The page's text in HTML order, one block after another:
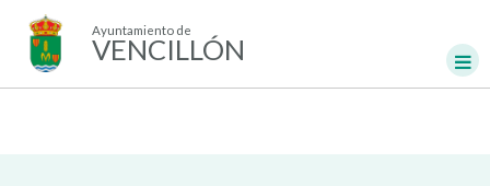
Ayuntamiento de
VENCILLÓN